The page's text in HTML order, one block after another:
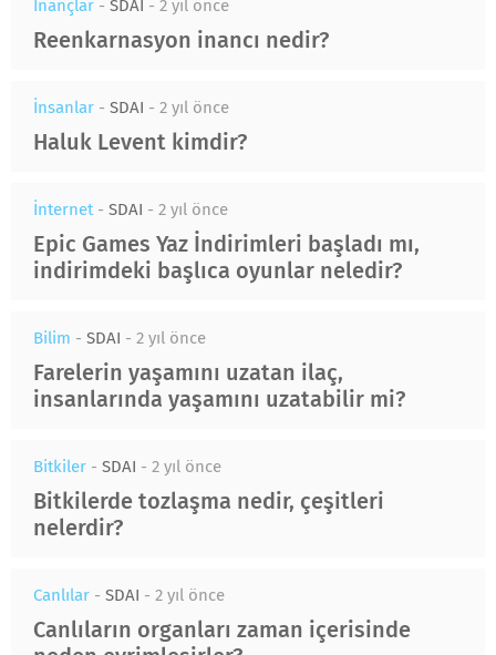
İnançlar - SDAI - 2 yıl önce
Reenkarnasyon inancı nedir?
İnsanlar - SDAI - 2 yıl önce
Haluk Levent kimdir?
İnternet- SDAI - 2 yıl önce
Epic Games Yaz İndirimleri başladı mı,
indirimdeki başlıca oyunlar neledir?
Bilim - SDAI - 2 yıl önce
Farelerin yaşamını uzatan ilaç,
insanlarında yaşamını uzatabilir mi?
Bitkiler - SDAI - 2 yıl önce
Bitkilerde tozlaşma nedir, çeşitleri
nelerdir?
Canlılar - SDAI - 2 yıl önce
Canlıların organları zaman içerisinde